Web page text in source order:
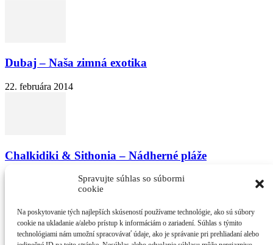
Spravujte súhlas so súbormi
cookie
Na poskytovanie tých najlepších skúseností používame technológie, ako sú súbory
cookie na ukladanie a/alebo prístup k informáciám o zariadení. Súhlas s týmito
technológiami nám umožní spracovávať údaje, ako je správanie pri prehliadaní alebo
Dubaj – Naša zimná exotika
22. februára 2014
Chalkidiki & Sithonia – Nádherné pláže